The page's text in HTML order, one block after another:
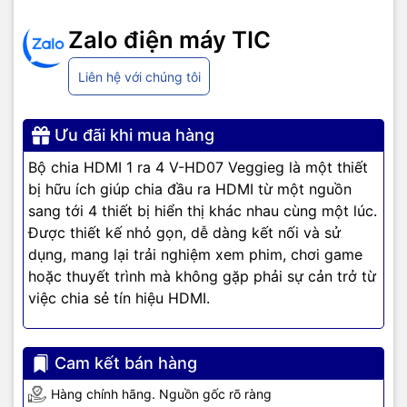
Zalo điện máy TIC
Liên hệ với chúng tôi
Ưu đãi khi mua hàng
Bộ chia HDMI 1 ra 4 V-HD07 Veggieg là một thiết
bị hữu ích giúp chia đầu ra HDMI từ một nguồn
sang tới 4 thiết bị hiển thị khác nhau cùng một lúc.
Được thiết kế nhỏ gọn, dễ dàng kết nối và sử
dụng, mang lại trải nghiệm xem phim, chơi game
hoặc thuyết trình mà không gặp phải sự cản trở từ
việc chia sẻ tín hiệu HDMI.
Cam kết bán hàng
Hàng chính hãng. Nguồn gốc rõ ràng
doanh nghiệp.
Sản Phẩm Chủ Lực
Giắc Chuyển Đổi
VegGieg cung cấp các loại giắc chuyển đổi đa dạng, từ giắc
chuyển HDMI, USB, VGA, đến giắc chuyển âm thanh và nhiều loại
giắc chuyển khác. Những sản phẩm này giúp kết nối dễ dàng
giữa các thiết bị, mang lại trải nghiệm liền mạch cho người dùng.
Dây Cáp
VegGieg nổi tiếng với các loại dây cáp chất lượng cao như cáp
được thiết kế với tiêu chuẩn cao, đảm bảo khả năng truyền tải dữ
liệu nhanh chóng và ổn định.
Cáp HDMI